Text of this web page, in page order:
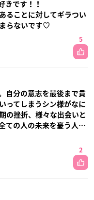
きです！！
ることに対してギラつい
らないです♡
5
自分の意志を最後まで貫
ってしまうシン様がなに
の挫折、様々な出会いと
ての人の未来を憂う人…
2